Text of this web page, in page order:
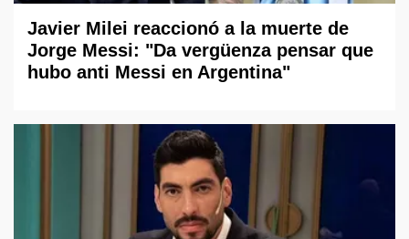
Javier Milei reaccionó a la muerte de
Jorge Messi: "Da vergüenza pensar que
hubo anti Messi en Argentina"